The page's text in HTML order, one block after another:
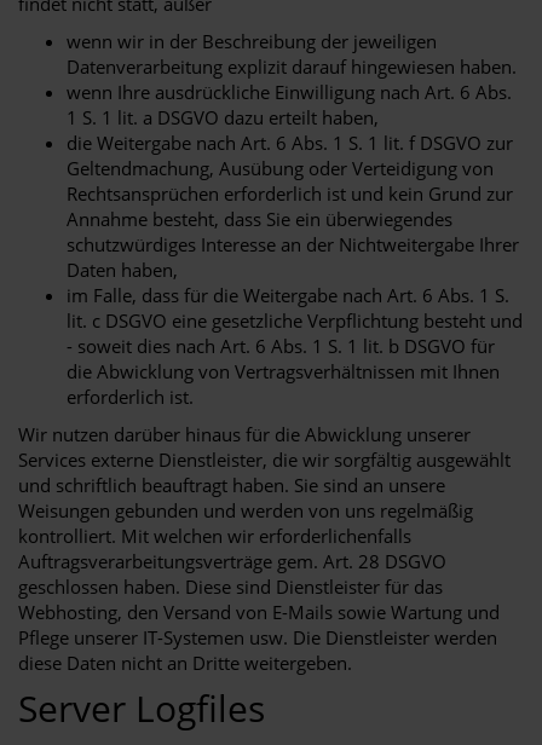
wenn wir in der Beschreibung der jeweiligen
Datenverarbeitung explizit darauf hingewiesen haben.
wenn Ihre ausdrückliche Einwilligung nach Art. 6 Abs.
1 S. 1 lit. a DSGVO dazu erteilt haben,
die Weitergabe nach Art. 6 Abs. 1 S. 1 lit. f DSGVO zur
Geltendmachung, Ausübung oder Verteidigung von
Rechtsansprüchen erforderlich ist und kein Grund zur
Annahme besteht, dass Sie ein überwiegendes
schutzwürdiges Interesse an der Nichtweitergabe Ihrer
Daten haben,
im Falle, dass für die Weitergabe nach Art. 6 Abs. 1 S.
lit. c DSGVO eine gesetzliche Verpflichtung besteht und
- soweit dies nach Art. 6 Abs. 1 S. 1 lit. b DSGVO für
die Abwicklung von Vertragsverhältnissen mit Ihnen
erforderlich ist.
Wir nutzen darüber hinaus für die Abwicklung unserer
Services externe Dienstleister, die wir sorgfältig ausgewählt
und schriftlich beauftragt haben. Sie sind an unsere
Weisungen gebunden und werden von uns regelmäßig
kontrolliert. Mit welchen wir erforderlichenfalls
Auftragsverarbeitungsverträge gem. Art. 28 DSGVO
geschlossen haben. Diese sind Dienstleister für das
Webhosting, den Versand von E-Mails sowie Wartung und
Pflege unserer IT-Systemen usw. Die Dienstleister werden
diese Daten nicht an Dritte weitergeben.
Server Logfiles